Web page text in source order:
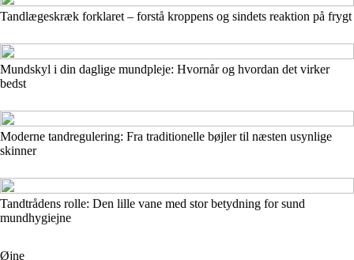
Tandlægeskræk forklaret – forstå kroppens og sindets reaktion på frygt
Mundskyl i din daglige mundpleje: Hvornår og hvordan det virker
bedst
Moderne tandregulering: Fra traditionelle bøjler til næsten usynlige
skinner
Tandtrådens rolle: Den lille vane med stor betydning for sund
mundhygiejne
Øjne